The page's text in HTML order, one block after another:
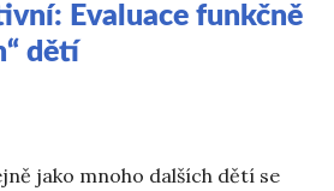
Evaluace funkčně
dětí
jako mnoho dalších dětí se